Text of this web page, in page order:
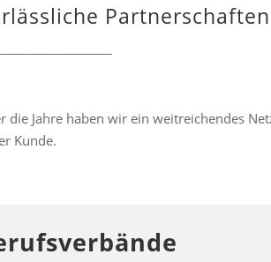
die Jahre haben wir ein weitreichendes
Kunde.